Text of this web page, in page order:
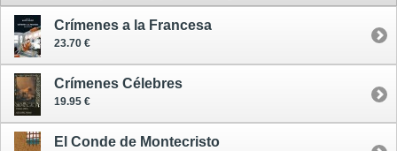
Crímenes a la Francesa
23.70 €
Crímenes Célebres
19.95 €
El Conde de Montecristo